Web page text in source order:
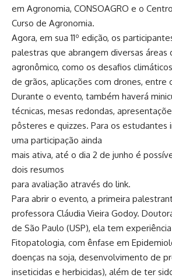
em Agronomia, CONSOAGRO e o
Curso de Agronomia.
Agora, em sua 11º edição, os
palestras que abrangem diversas áreas
agronômico, como os desafios
de grãos, aplicações com drones, entre
Durante o evento, também haverá
técnicas, mesas redondas,
pôsteres e quizzes. Para os estudantes
uma participação ainda
mais ativa, até o dia 2 de junho é
dois resumos
para avaliação através do link.
Para abrir o evento, a primeira
professora Cláudia Vieira Godoy.
de São Paulo (USP), ela tem
Fitopatologia, com ênfase em
doenças na soja, desenvolvimento de
inseticidas e herbicidas), além de ter